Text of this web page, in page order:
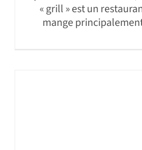
« grill » est un
mange